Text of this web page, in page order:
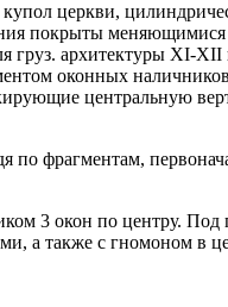
церкви,
покрыты
архитектуры XI-
оконных
центральную
фрагментам,
3 окон по центру.
а также с гномоном в